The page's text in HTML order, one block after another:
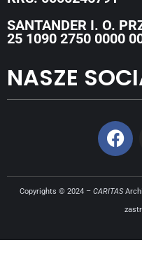
SANTANDER I. O.
25 1090 2750 0000
NASZE
Copyrights © 2024 – CARITAS